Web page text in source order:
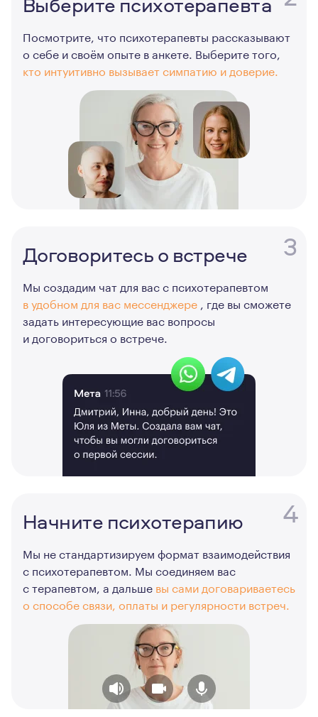
Посмотрите, что психотерапевты рассказывают
о себе и своём опыте в анкете. Выберите того,
кто интуитивно вызывает симпатию и доверие.
3
Договоритесь о встрече
Мы создадим чат для вас с психотерапевтом
в удобном для вас мессенджере , где вы сможете
задать интересующие вас вопросы
и договориться о встрече.
4
Начните психотерапию
Мы не стандартизируем формат взаимодействия
с психотерапевтом. Мы соединяем вас
с терапевтом, а дальше вы сами договариваетесь
о способе связи, оплаты и регулярности встреч.